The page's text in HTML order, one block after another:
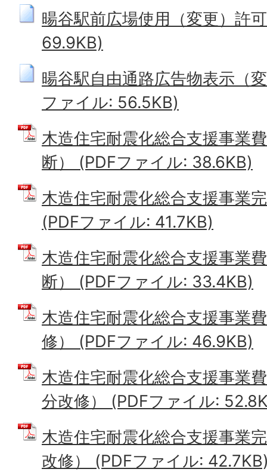
暘谷駅前広場使用（変更）許
69.9KB)
暘谷駅自由通路広告物表示（
ファイル: 56.5KB)
木造住宅耐震化総合支援事業
断） (PDFファイル: 38.6KB)
木造住宅耐震化総合支援事業
(PDFファイル: 41.7KB)
木造住宅耐震化総合支援事業
断） (PDFファイル: 33.4KB)
木造住宅耐震化総合支援事業
修） (PDFファイル: 46.9KB)
木造住宅耐震化総合支援事業
分改修） (PDFファイル:
木造住宅耐震化総合支援事業
改修） (PDFファイル: